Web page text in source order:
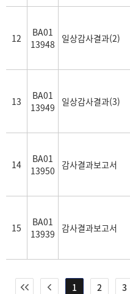
12
BA01
13948
일상감사결과(2)
13
BA01
13949
일상감사결과(3)
14
BA01
13950
감사결과보고서
15
BA01
13939
감사결과보고서
1 2 3